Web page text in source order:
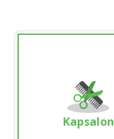
Kapsalon